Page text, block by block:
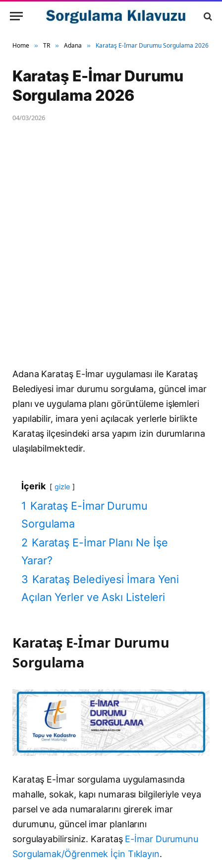
Home » TR » Adana » Karataş E-İmar Durumu Sorgulama 2026
Karataş E-İmar Durumu
Sorgulama 2026
04/03/2026
Adana Karataş E-İmar uygulaması ile Karataş
Belediyesi imar durumu sorgulama, güncel imar
planı ve uygulama planı görüntüleme işlemleri
yapılabilir, imara yeni açılacak yerlerle birlikte
Karataş ilçesindeki arsa yapım izin durumlarına
ulaşılabilmektedir.
İçerik gizle
1 Karataş E-İmar Durumu
Sorgulama
2 Karataş E-İmar Planı Ne İşe
Yarar?
3 Karataş Belediyesi İmara Yeni
Açılan Yerler ve Askı Listeleri
Karataş E-İmar Durumu
Sorgulama
Karataş E-İmar sorgulama uygulamasında
mahalle, sokak, kapı numarası bilgileriyle veya
parsel ve ada numaralarını girerek imar
durumunu, güncel imar planlarını
sorgulayabilirsiniz. Karataş E-İmar Durumunu
Sorgulamak/Öğrenmek İçin Tıklayın.